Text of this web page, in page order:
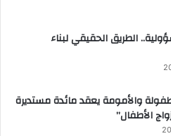
الطريق الحقيقي لبناء
والأمومة يعقد مائدة مستديرة
الأطفال”